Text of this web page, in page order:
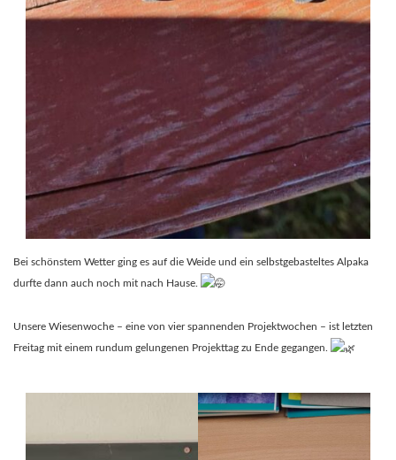
Bei schönstem Wetter ging es auf die Weide und ein selbstgebasteltes Alpaka
durfte dann auch noch mit nach Hause.
Unsere Wiesenwoche – eine von vier spannenden Projektwochen – ist letzten
Freitag mit einem rundum gelungenen Projekttag zu Ende gegangen.